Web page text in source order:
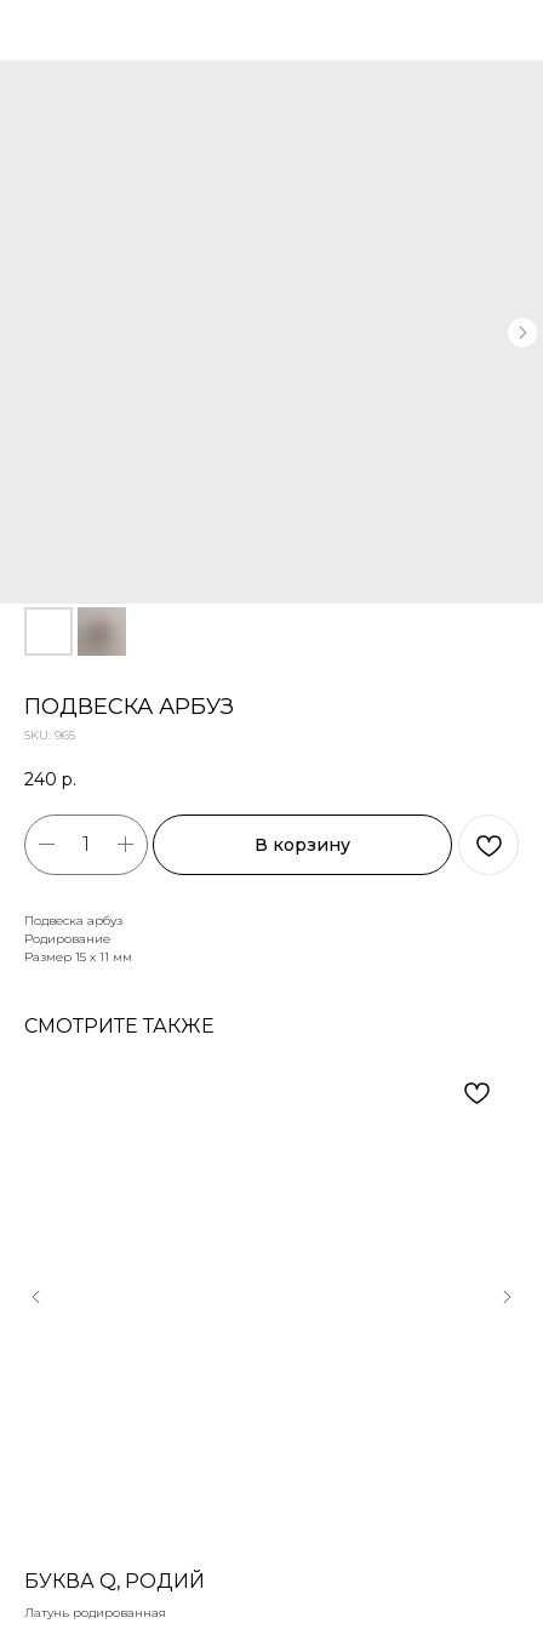
ПОДВЕСКА АРБУЗ
SKU: 965
240 р.
В корзину
Подвеска арбуз
Родирование
Размер 15 х 11 мм
СМОТРИТЕ ТАКЖЕ
БУКВА Q, РОДИЙ
Латунь родированная